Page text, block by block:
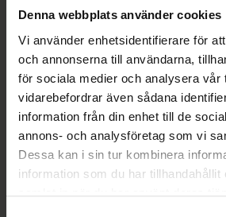
Denna webbplats använder cookies
Vi använder enhetsidentifierare för
och annonserna till användarna,
för sociala medier och analysera vår
vidarebefordrar även sådana
information från din enhet till de
annons- och analysföretag som vi
Dessa kan i sin tur kombinera
information som du har tillhandahållit
samlat in när du har använt deras
har korrekt temperatur, utan
är blå har maten rätt
indikatorn vit är maten för
temperaturen för flaskmatning
kroppstemperatur (ca 37°C).
Choice+ Temperatur
anatomiskt korrekt och av hög
framtagen med naturen som
mjuk silikon, stl M 6-18